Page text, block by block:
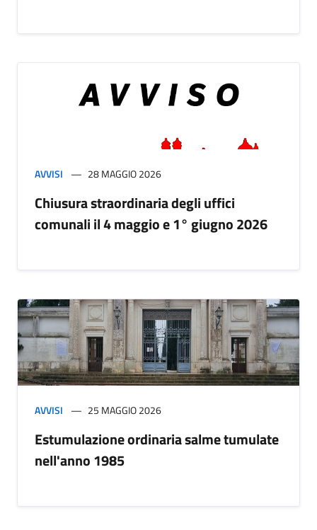
AVVISI 28 MAGGIO 2026
Chiusura straordinaria degli uffici
comunali il 4 maggio e 1° giugno 2026
AVVISI 25 MAGGIO 2026
Estumulazione ordinaria salme tumulate
nell'anno 1985